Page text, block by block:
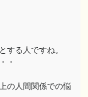
する人ですね。
・
の人間関係での悩